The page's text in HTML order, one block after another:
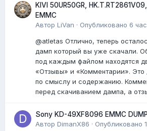
KIVI 50UR50GR,
EMMC
Автор LiVan · Опубликовано 6
@atletas Отлично, теперь
дамп который вы уже скачали.
под каждым файлом находятся
«Отзывы» и «Комментарии». Это
по смыслу и содержанию.
перед скачиванием дампа, а
Sony KD-49XF8096 EMMC
Автор DimanX86 · Опубликовано